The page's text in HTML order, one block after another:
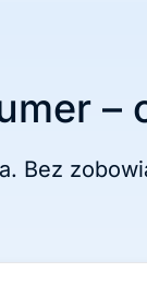
–
Bez